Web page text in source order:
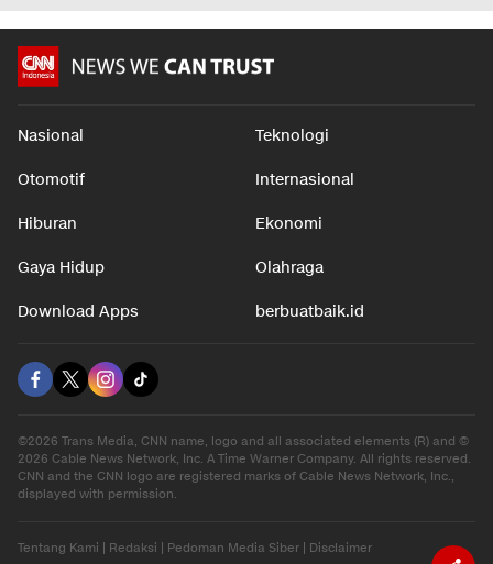
Nasional Teknologi
Otomotif Internasional
Hiburan Ekonomi
Gaya Hidup Olahraga
Download Apps berbuatbaik.id
©2026 Trans Media, CNN name, logo and all associated elements (R) and ©
2026 Cable News Network, Inc. A Time Warner Company. All rights reserved.
CNN and the CNN logo are registered marks of Cable News Network, Inc.,
displayed with permission.
Tentang Kami | Redaksi | Pedoman Media Siber | Disclaimer